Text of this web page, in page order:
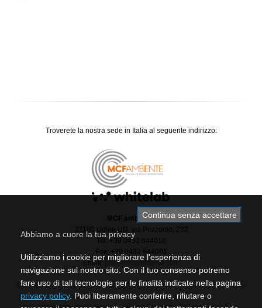
Troverete la nostra sede in Italia al seguente indirizzo:
MCF ambiente
33100 Udine UD, via Pozzuolo, 232
Tel: +39 0432 644018
Fax: +39 0432 644091
Email:
info@mcfambiente.com
Misurazione radioattività acqua-Misurazione Radon nell’acqua-Analisi
radioattivita matrici alimentari-Mappa Del Sito
Continua senza accettare
Abbiamo a cuore la tua privacy
Utilizziamo i cookie per migliorare l'esperienza di
navigazione sul nostro sito. Con il tuo consenso potremo
fare uso di tali tecnologie per le finalità indicate nella pagina
privacy policy. Puoi liberamente conferire, rifiutare o